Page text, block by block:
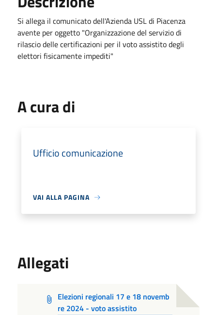
Si allega il comunicato dell'Azienda USL di Piacenza
avente per oggetto "Organizzazione del servizio di
rilascio delle certificazioni per il voto assistito degli
elettori fisicamente impediti"
A cura di
Ufficio comunicazione
VAI ALLA PAGINA
Allegati
Elezioni regionali 17 e 18 novemb
re 2024 - voto assistito